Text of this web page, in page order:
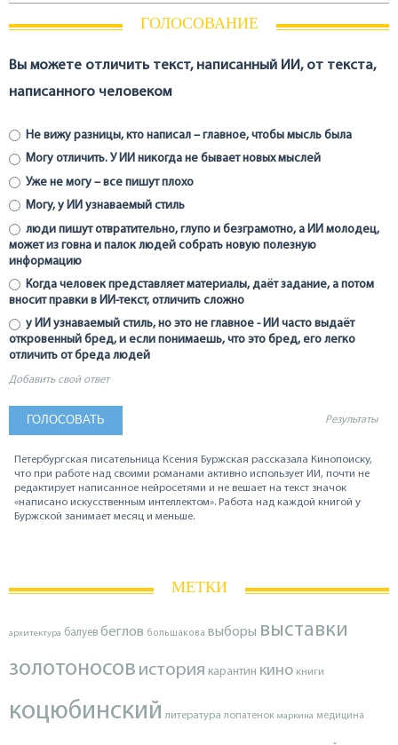
ГОЛОСОВАНИЕ
Вы можете отличить текст, написанный ИИ, от текста,
написанного человеком
Не вижу разницы, кто написал – главное, чтобы мысль была
Могу отличить. У ИИ никогда не бывает новых мыслей
Уже не могу – все пишут плохо
Могу, у ИИ узнаваемый стиль
люди пишут отвратительно, глупо и безграмотно, а ИИ молодец,
может из говна и палок людей собрать новую полезную
информацию
Когда человек представляет материалы, даёт задание, а потом
вносит правки в ИИ-текст, отличить сложно
у ИИ узнаваемый стиль, но это не главное - ИИ часто выдаёт
откровенный бред, и если понимаешь, что это бред, его легко
отличить от бреда людей
Добавить свой ответ
Результаты
Петербургская писательница Ксения Буржская рассказала Кинопоиску,
что при работе над своими романами активно использует ИИ, почти не
редактирует написанное нейросетями и не вешает на текст значок
«написано искусственным интеллектом». Работа над каждой книгой у
Буржской занимает месяц и меньше.
МЕТКИ
архитектура балуев беглов большакова выборы выставки
золотоносов история карантин кино книги
коцюбинский литература лопатенок маркина медицина